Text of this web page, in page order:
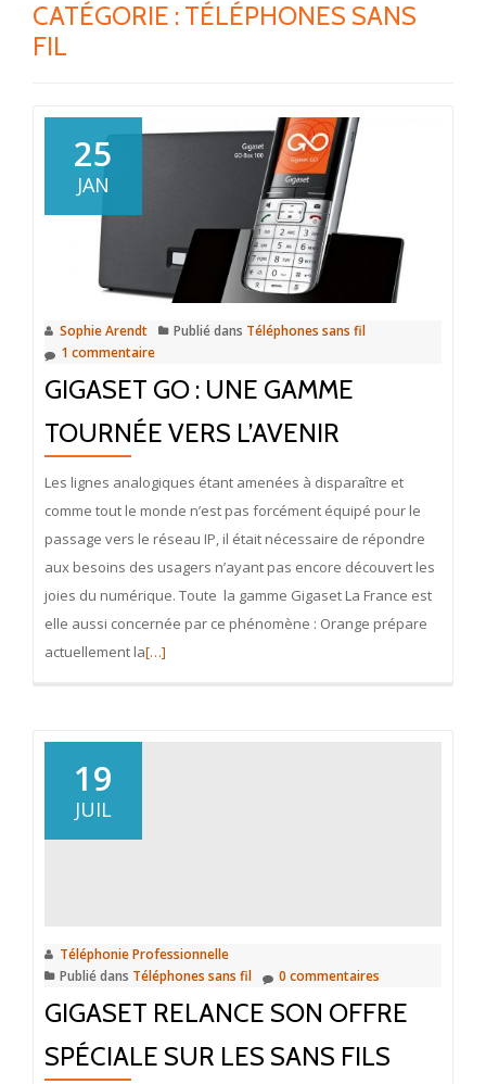
CATÉGORIE : TÉLÉPHONES SANS
FIL
25
JAN
Sophie Arendt Publié dans Téléphones sans fil
1 commentaire
GIGASET GO : UNE GAMME
TOURNÉE VERS L’AVENIR
Les lignes analogiques étant amenées à disparaître et
comme tout le monde n’est pas forcément équipé pour le
passage vers le réseau IP, il était nécessaire de répondre
aux besoins des usagers n’ayant pas encore découvert les
joies du numérique. Toute la gamme Gigaset La France est
elle aussi concernée par ce phénomène : Orange prépare
actuellement laEn
[…]
19
JUIL
Téléphonie Professionnelle
Publié dans Téléphones sans fil 0 commentaires
GIGASET RELANCE SON OFFRE
SPÉCIALE SUR LES SANS FILS